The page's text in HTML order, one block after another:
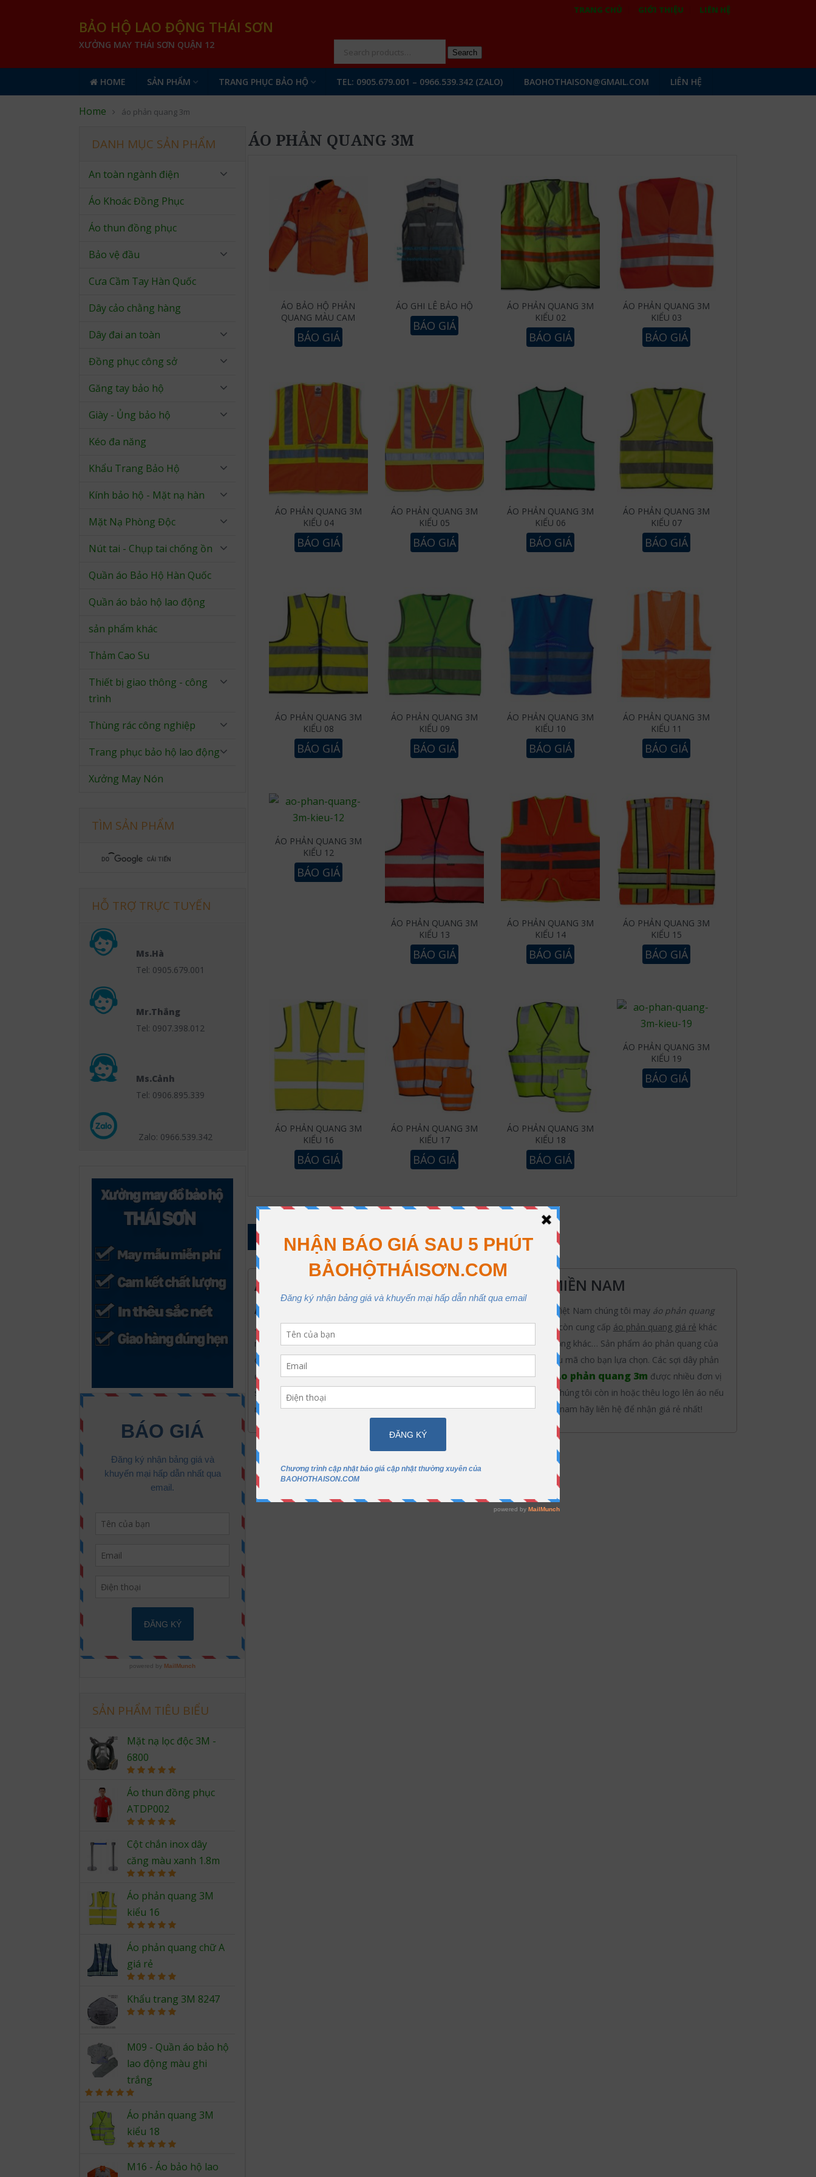
TRANG CHỦ GIỚI THIỆU LIÊN HỆ
BẢO HỘ LAO ĐỘNG THÁI SƠN
XƯỞNG MAY THÁI SƠN QUẬN 12
Search
HOME SẢN PHẨM TRANG PHỤC BẢO HỘ TEL: 0905.679.001 – 0966.539.342 (ZALO) BAOHOTHAISON@GMAIL.COM LIÊN HỆ
Home áo phản quang 3m
ÁO PHẢN QUANG 3M
ÁO BẢO HỘ PHẢN
QUANG MÀU CAM
BÁO GIÁ
ÁO GHI LÊ BẢO HỘ
BÁO GIÁ
ÁO PHẢN QUANG 3M
KIỂU 02
BÁO GIÁ
ÁO PHẢN QUANG 3M
KIỂU 03
BÁO GIÁ
ÁO PHẢN QUANG 3M
KIỂU 04
BÁO GIÁ
ÁO PHẢN QUANG 3M
KIỂU 05
BÁO GIÁ
ÁO PHẢN QUANG 3M
KIỂU 06
BÁO GIÁ
ÁO PHẢN QUANG 3M
KIỂU 07
BÁO GIÁ
ÁO PHẢN QUANG 3M
KIỂU 08
BÁO GIÁ
ÁO PHẢN QUANG 3M
KIỂU 09
BÁO GIÁ
ÁO PHẢN QUANG 3M
KIỂU 10
BÁO GIÁ
ÁO PHẢN QUANG 3M
KIỂU 11
BÁO GIÁ
ÁO PHẢN QUANG 3M
KIỂU 12
BÁO GIÁ
ÁO PHẢN QUANG 3M
KIỂU 13
BÁO GIÁ
ÁO PHẢN QUANG 3M
KIỂU 14
BÁO GIÁ
ÁO PHẢN QUANG 3M
KIỂU 15
BÁO GIÁ
ÁO PHẢN QUANG 3M
KIỂU 16
BÁO GIÁ
ÁO PHẢN QUANG 3M
KIỂU 17
BÁO GIÁ
ÁO PHẢN QUANG 3M
KIỂU 18
BÁO GIÁ
ÁO PHẢN QUANG 3M
KIỂU 19
BÁO GIÁ
1 2
ÁO PHẢN QUANG 3M GIÁ RẺ TẠI TPHCM & MIỀN NAM
Áo phản quang 3m là mẫu áo phản quang nổi tiếng trên khắp thế giới. Tại Việt Nam chúng tôi may áo phản quang
3m
với chất lượng cao và giá hợp lý nhất. Ngoài ra bảo hộ lao động Thái Sơn còn cung cấp áo phản quang giá rẻ khác
như.
Áo phản quang lưới,áo phản quang dâyvà các loại áo bảo hộ lao động khác… Sản phẩm áo phản quang của
chúng tôi đa dạng mẫu mã và hình thức đẹp. Có nhiều màu sắc cũng như mẫu mã cho bạn lựa chọn. Các sợi dây phản
quang chất lượng đảm bảo độ phản quang tốt trong môi trường thiếu sáng.
Áo phản quang 3m được nhiều đơn vị
sử dụng. Tiêu biểu như công nhân đô thị, xây dựng, đội cứu hộ, hầm lò…vv.. Chúng tôi còn in hoặc thêu logo lên áo nếu
như quý khách có nhu cầu. Quý khách mua áo phản quang ở tphcm hay miền nam hãy liên hệ để nhận giá rẻ nhất!
DANH MỤC SẢN PHẨM
An toàn ngành điện
Áo Khoác Đồng Phục
Áo thun đồng phục
Bảo vệ đầu
Cưa Cầm Tay Hàn Quốc
Dây cảo chằng hàng
Dây đai an toàn
Đồng phục công sở
Găng tay bảo hộ
Giày - Ủng bảo hộ
Kéo đa năng
Khẩu Trang Bảo Hộ
Kính bảo hộ - Mặt nạ hàn
Mặt Nạ Phòng Độc
Nút tai - Chụp tai chống ồn
Quần áo Bảo Hộ Hàn Quốc
Quần áo bảo hộ lao động
sản phẩm khác
Thảm Cao Su
Thiết bị giao thông - công
trình
Thùng rác công nghiệp
Trang phục bảo hộ lao động
Xưởng May Nón
TÌM SẢN PHẨM
HỖ TRỢ TRỰC TUYẾN
Ms.Hà
Tel: 0905.679.001
Mr.Thắng
Tel: 0907.398.012
Ms.Cảnh
Tel: 0906.895.339
Zalo: 0966.539.342
SẢN PHẨM TIÊU BIỂU
Mặt nạ lọc độc 3M -
6800
out of 5
Áo thun đồng phục
ATDP002
out of 5
Cột chắn inox dây
căng màu xanh 1.8m
out of 5
Áo phản quang 3M
kiểu 16
out of 5
Áo phản quang chữ A
giá rẻ
out of 5
Khẩu trang 3M 8247
M09 - Quần áo bảo hộ
lao động màu ghi
trắng
out of 5
Áo phản quang 3M
kiểu 18
out of 5
M16 - Áo bảo hộ lao